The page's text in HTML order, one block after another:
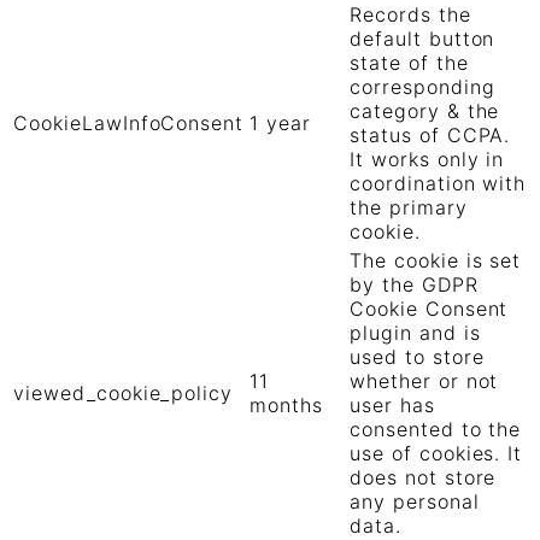
CookieLawInfoConsent 1 year
Records the
default button
state of the
corresponding
category & the
status of CCPA.
It works only in
coordination with
the primary
cookie.
viewed_cookie_policy
11
months
The cookie is set
by the GDPR
Cookie Consent
plugin and is
used to store
whether or not
user has
consented to the
use of cookies. It
does not store
any personal
data.